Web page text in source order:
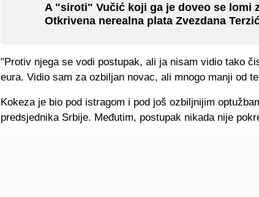
A "siroti" Vučić koji ga je doveo se lomi
Otkrivena nerealna plata Zvezdana
"Protiv njega se vodi postupak, ali ja nisam vidio tako
eura. Vidio sam za ozbiljan novac, ali mnogo manji od
Kokeza je bio pod istragom i pod još ozbiljnijim
predsjednika Srbije. Međutim, postupak nikada nije